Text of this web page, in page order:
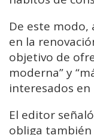
De este modo,
en la
objetivo de
moderna” y
interesados
El editor
obliga